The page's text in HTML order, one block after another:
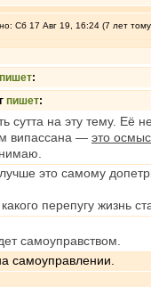
Сб 17 Авг 19, 16:24 (7 лет
пишет:
пишет:
сутта на эту тему. Её
випассана — это
это самому
перепугу жизнь
самоуправством.
самоуправлении.